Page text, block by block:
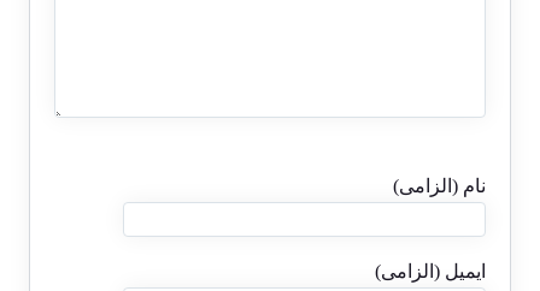
نام (الزامی)
ایمیل (الزامی)